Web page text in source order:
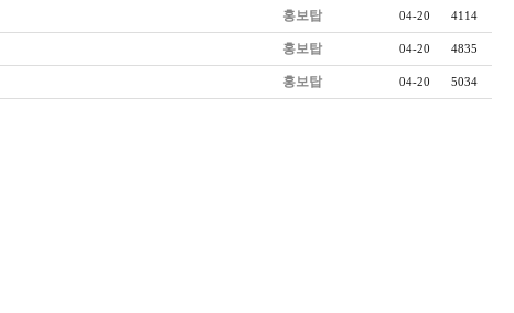
홍보탑 04-20 4114
홍보탑 04-20 4835
홍보탑 04-20 5034